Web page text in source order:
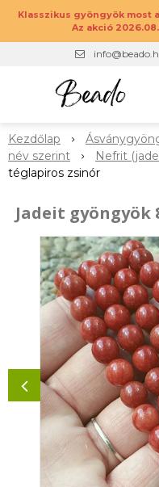
Klasszikus gyöngyök most
Az akció
Kezdőlap
név szerint
Nefrit
téglapiros zsinór
Jadeit